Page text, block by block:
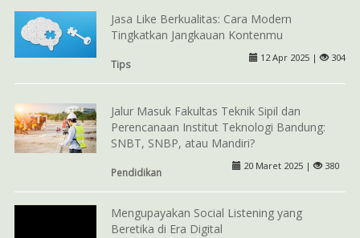
Jasa Like Berkualitas: Cara Modern
Tingkatkan Jangkauan Kontenmu
Tips
12 Apr 2025 | 304
Jalur Masuk Fakultas Teknik Sipil dan
Perencanaan Institut Teknologi Bandung:
SNBT, SNBP, atau Mandiri?
Pendidikan
20 Maret 2025 | 380
Mengupayakan Social Listening yang
Beretika di Era Digital